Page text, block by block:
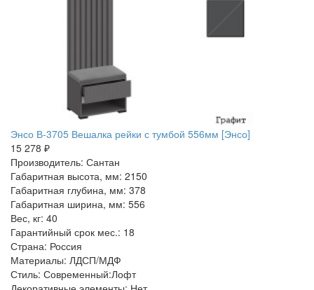
Энсо В-3705 Вешалка рейки с тумбой 556мм [Энсо]
15 278 ₽
Производитель: Сантан
Габаритная высота, мм: 2150
Габаритная глубина, мм: 378
Габаритная ширина, мм: 556
Вес, кг: 40
Гарантийный срок мес.: 18
Страна: Россия
Материалы: ЛДСП/МДФ
Стиль: Современный:Лофт